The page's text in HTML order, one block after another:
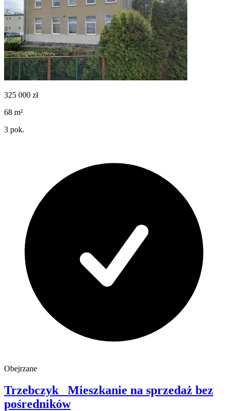
325 000 zł
68 m²
3 pok.
Obejrzane
Trzebczyk Mieszkanie na sprzedaż bez
pośredników